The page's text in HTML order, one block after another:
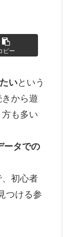
ピー
いという
から遊
も多い
ータでの
初心者
つける参